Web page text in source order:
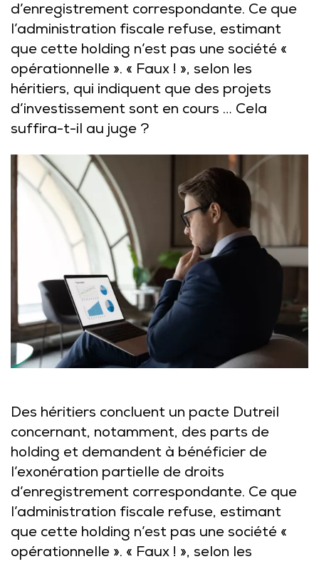
d’enregistrement correspondante. Ce que
l’administration fiscale refuse, estimant
que cette holding n’est pas une société «
opérationnelle ». « Faux ! », selon les
héritiers, qui indiquent que des projets
d’investissement sont en cours … Cela
suffira-t-il au juge ?
Des héritiers concluent un pacte Dutreil
concernant, notamment, des parts de
holding et demandent à bénéficier de
l’exonération partielle de droits
d’enregistrement correspondante. Ce que
l’administration fiscale refuse, estimant
que cette holding n’est pas une société «
opérationnelle ». « Faux ! », selon les